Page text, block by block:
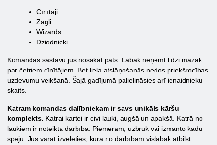
Cīnītāji
Zagļi
Wizards
Dziednieki
Komandas sastāvu jūs nosakāt pats. Labāk neņemt līdzi mazāk
par četriem cīnītājiem. Bet liela atslāņošanās nedos priekšrocības
uzdevumu veikšanā. Šajā gadījumā palielināsies arī ienaidnieku
skaits.
Katram komandas dalībniekam ir savs unikāls kāršu
komplekts. Katrai kartei ir divi lauki, augšā un apakšā. Katrā no
laukiem ir noteikta darbība. Piemēram, uzbrūk vai izmanto kādu
spēju. Jūs varat izvēlēties, kura no darbībām vislabāk atbilst